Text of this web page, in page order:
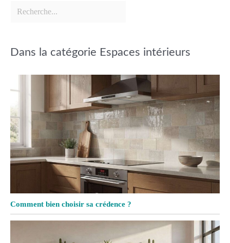
Dans la catégorie Espaces intérieurs
Comment bien choisir sa crédence ?